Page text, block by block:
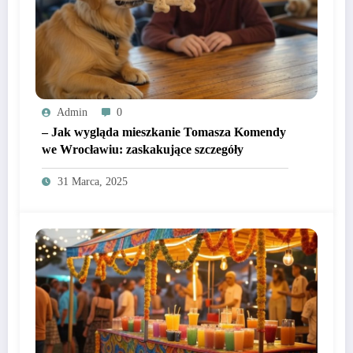
Admin 0
– Jak wygląda mieszkanie Tomasza Komendy
we Wrocławiu: zaskakujące szczegóły
31 Marca, 2025